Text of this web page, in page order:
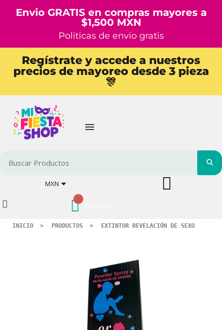
Envio GRATIS en compras mayores a
$1,500 MXN
Politicas de envio gratis
Regístrate y accede a nuestros
precios de mayoreo desde 3 pieza
🎊
MXN
INICIO PRODUCTOS EXTINTOR REVELACIÓN DE SEXO